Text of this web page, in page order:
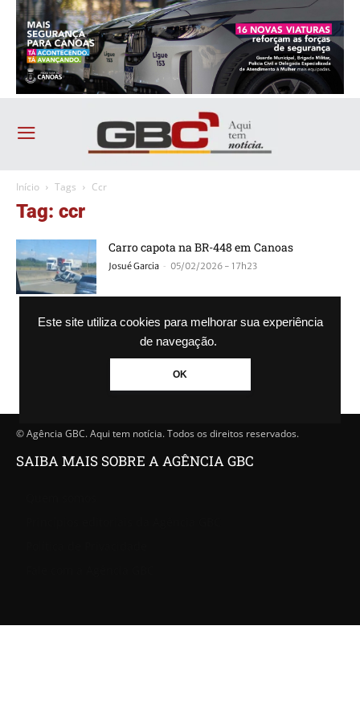
Este site utiliza cookies para melhorar sua experiência
de navegação.
OK
Início Tags Ccr
Tag: ccr
Carro capota na BR-448 em Canoas
Josué Garcia - 05/02/2026 - 17h23
Novos pedágios nas BRs 386 e 101 começam
a ser cobrados em fevereiro
Agência GBC - 26/01/2020 - 10h34
© Agência GBC. Aqui tem notícia. Todos os direitos reservados.
SAIBA MAIS SOBRE A AGÊNCIA GBC